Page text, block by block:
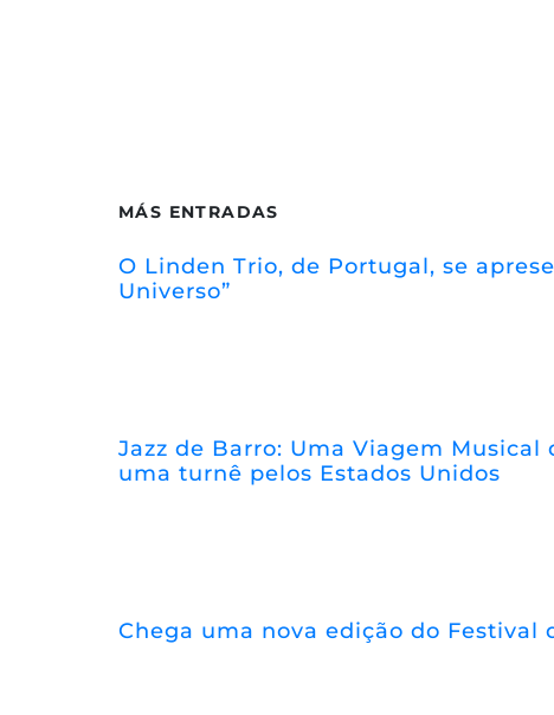
MÁS ENTRADAS
O Linden Trio, de Portugal, se
Universo”
Jazz de Barro: Uma Viagem
uma turnê pelos Estados Unidos
Chega uma nova edição do Festival